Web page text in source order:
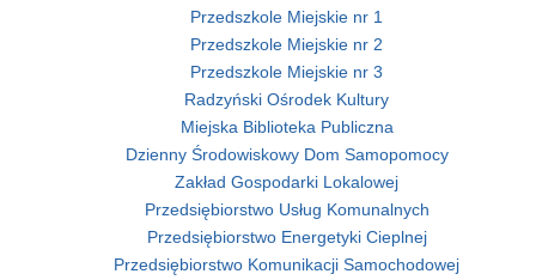
Przedszkole Miejskie nr 1
Przedszkole Miejskie nr 2
Przedszkole Miejskie nr 3
Radzyński Ośrodek Kultury
Miejska Biblioteka Publiczna
Dzienny Środowiskowy Dom Samopomocy
Zakład Gospodarki Lokalowej
Przedsiębiorstwo Usług Komunalnych
Przedsiębiorstwo Energetyki Cieplnej
Przedsiębiorstwo Komunikacji Samochodowej